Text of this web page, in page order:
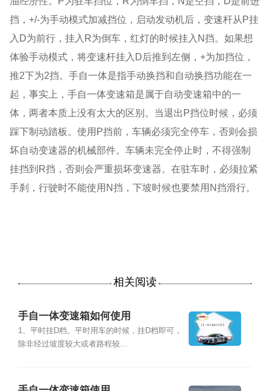
挡，+/-为手动模式加减挡位，启动发动机后，变速杆从P挂
入D为前行，挂入R为倒车，红灯的时候挂入N挡。如果想
体验手动模式，将变速杆挂入D后推到左侧，+为加挡位，
推2下为2挡。手自一体是指手动换挡和自动换挡功能在一
起，事实上，手自一体变速箱是属于自动变速箱中的一
体，两者本质上没有太大的区别。当退出P挡位时候，必须
踩下制动踏板。使用P挡前，车辆必须完全停车，否则会损
坏自动变速器的机械部件。车辆未完全停止时，不得强制
挂挡到R挡，否则会严重损坏变速器。在驻车时，必须拉紧
手刹，行驶时不能使用N挡，下坡时候也要禁用N挡滑行。
相关阅读
手自一体变速箱如何使用
1、平时挂D档。平时用车的时候，挂D档即可，
除非经过坡度较大或者路程较...